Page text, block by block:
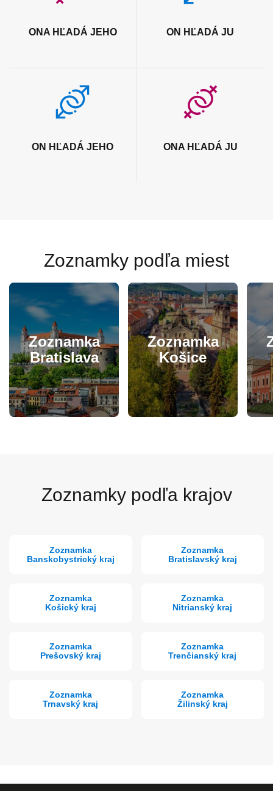
ONA HĽADÁ JEHO ON HĽADÁ JU
ON HĽADÁ JEHO ONA HĽADÁ JU
Zoznamky podľa miest
Zoznamka
Bratislava
Zoznamka
Košice
Zoznamky podľa krajov
Zoznamka
Banskobystrický kraj
Zoznamka
Bratislavský kraj
Zoznamka
Košický kraj
Zoznamka
Nitrianský kraj
Zoznamka
Prešovský kraj
Zoznamka
Trenčianský kraj
Zoznamka
Trnavský kraj
Zoznamka
Žilinský kraj